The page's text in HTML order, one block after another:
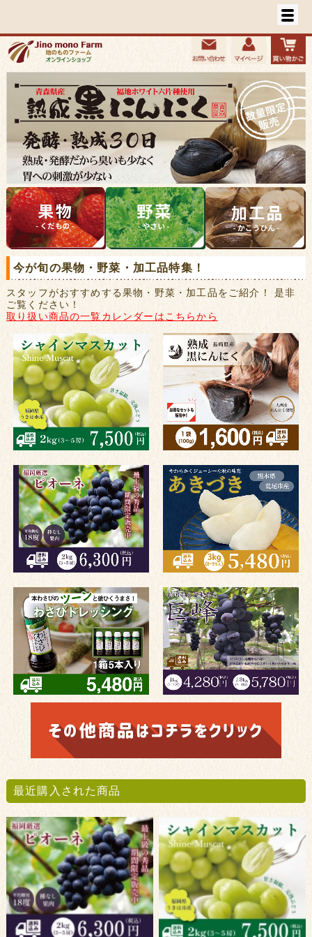
今が旬の果物・野菜・加工品特集！
スタッフがおすすめする果物・野菜・加工品をご紹介！ 是非
ご覧ください！
取り扱い商品の一覧カレンダーはこちらから
最近購入された商品